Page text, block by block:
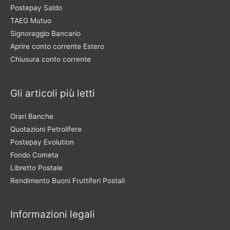
Postepay Saldo
TAEG Mutuo
Signoraggio Bancario
Aprire conto corrente Estero
Chiusura conto corrente
Gli articoli più letti
Orari Banche
Quotazioni Petrolifere
Postepay Evolution
Fondo Cometa
Libretto Postale
Rendimento Buoni Fruttiferi Postali
Informazioni legali